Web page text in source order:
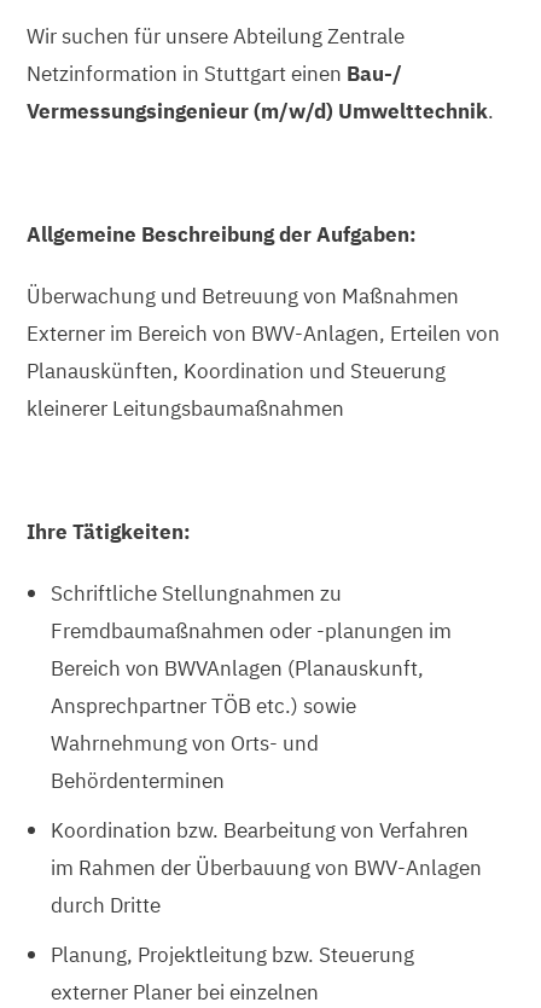
Wir suchen für unsere Abteilung Zentrale
Netzinformation in Stuttgart einen Bau-/
Vermessungsingenieur (m/w/d) Umwelttechnik.
Allgemeine Beschreibung der Aufgaben:
Überwachung und Betreuung von Maßnahmen
Externer im Bereich von BWV-Anlagen, Erteilen von
Planauskünften, Koordination und Steuerung
kleinerer Leitungsbaumaßnahmen
Ihre Tätigkeiten:
Schriftliche Stellungnahmen zu
Fremdbaumaßnahmen oder -planungen im
Bereich von BWVAnlagen (Planauskunft,
Ansprechpartner TÖB etc.) sowie
Wahrnehmung von Orts- und
Behördenterminen
Koordination bzw. Bearbeitung von Verfahren
im Rahmen der Überbauung von BWV-Anlagen
durch Dritte
Planung, Projektleitung bzw. Steuerung
externer Planer bei einzelnen